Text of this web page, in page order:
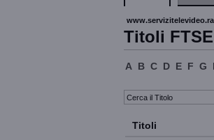
Titoli
A B C D E F G
Titoli